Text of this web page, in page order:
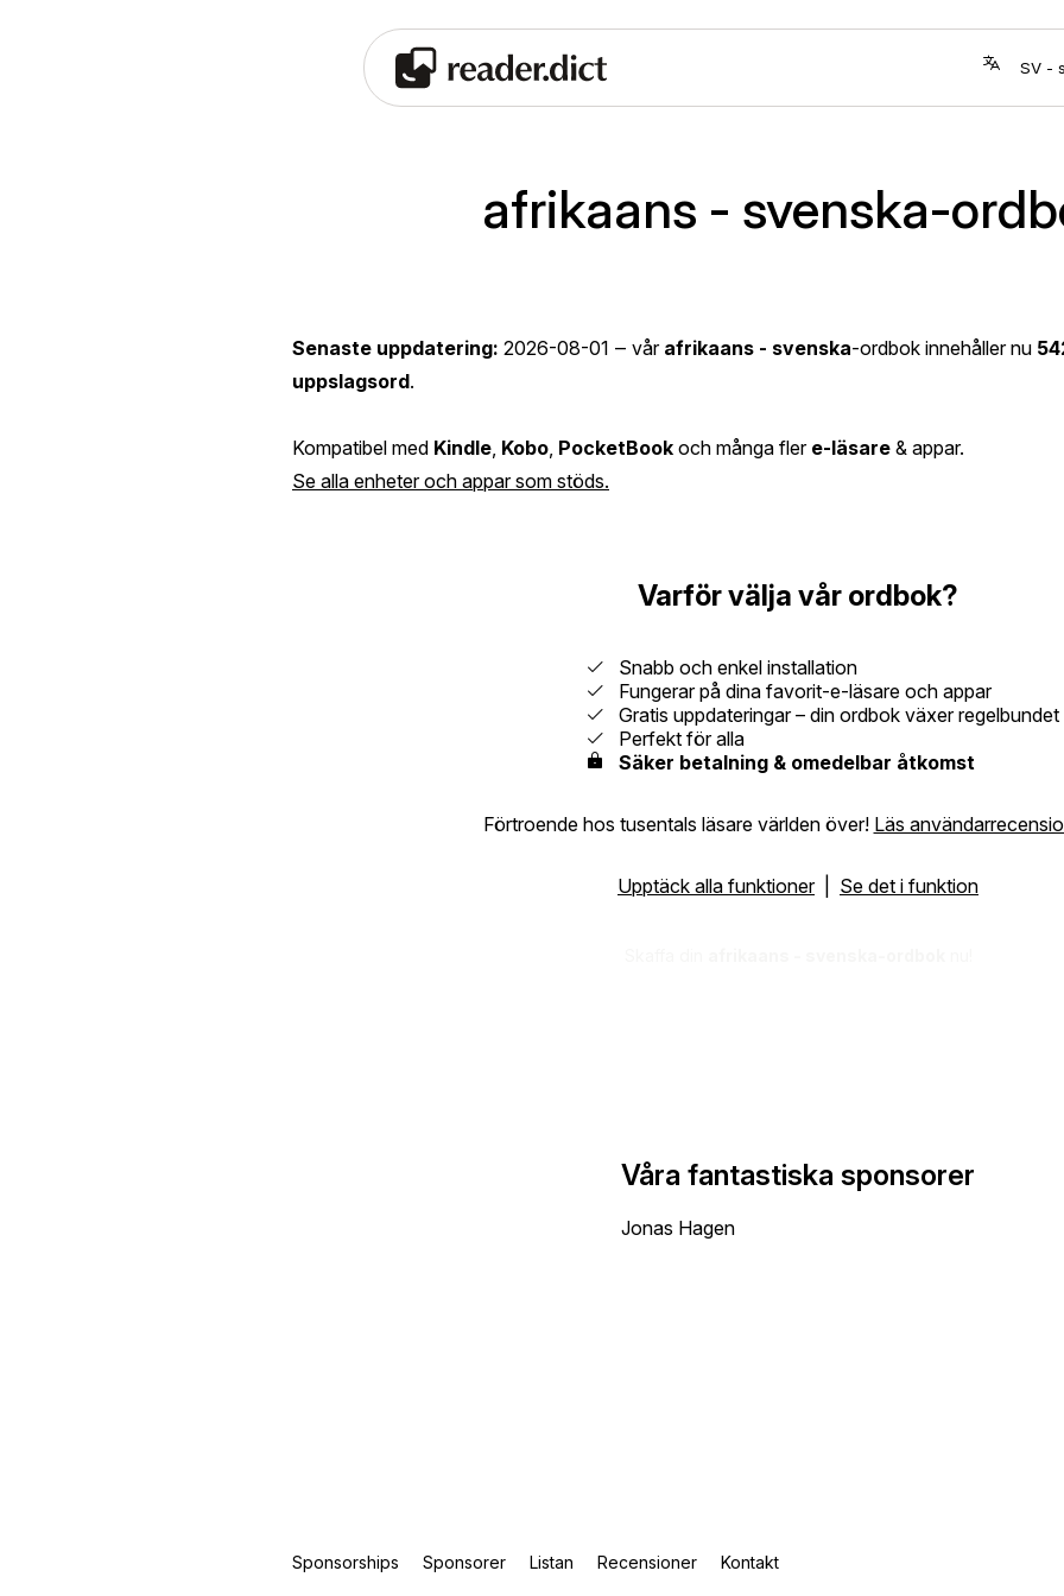
afrikaans - svenska-
Senaste uppdatering: 2026-08-01 ‒ vår afrikaans - svenska-ordbok innehåller nu
uppslagsord.
Kompatibel med Kindle Kobo PocketBook och många fler e-läsare & appar.
Se alla enheter och appar som stöds.
Varför välja vår ordbok?
Snabb och enkel installation
Fungerar på dina favorit-e-läsare och appar
Gratis uppdateringar – din ordbok växer regelbundet
Perfekt för alla
Säker betalning & omedelbar åtkomst
Förtroende hos tusentals läsare världen över! Läs
Upptäck alla funktioner| Se det i funktion
Våra fantastiska sponsorer
Jonas Hagen
Sponsorships Sponsorer Listan Recensioner Kontakt